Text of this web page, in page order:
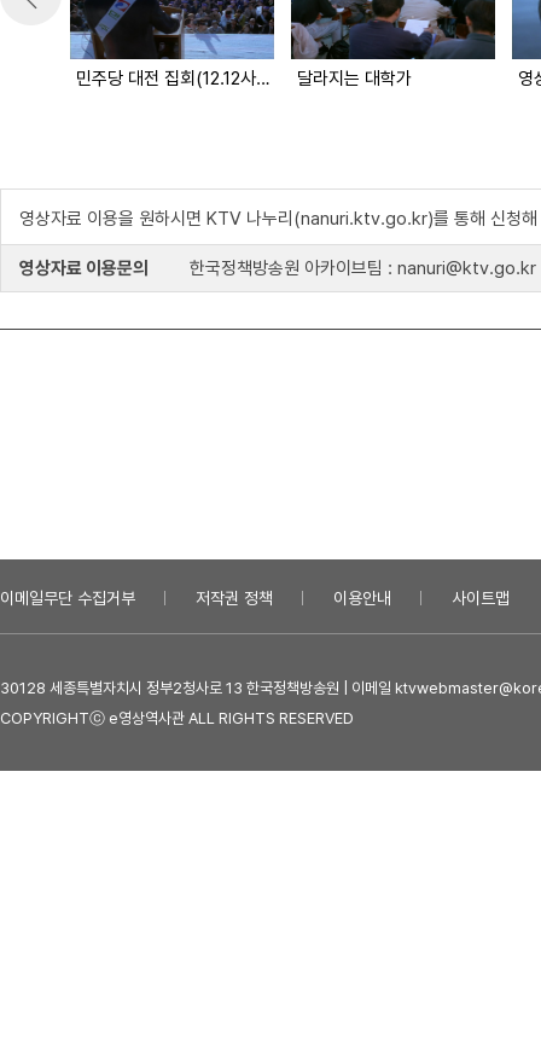
민주당 대전 집회(12.12사태 진상 규명) 달라지는 대학가 영
영상자료 이용을 원하시면 KTV 나누리(nanuri.ktv.go.kr)를 통해 신청해
영상자료 이용문의 한국정책방송원 아카이브팀 : nanuri@ktv.go.kr
이메일무단 수집거부 저작권 정책 이용안내 사이트맵
30128 세종특별자치시 정부2청사로 13 한국정책방송원 | 이메일
COPYRIGHTⓒ e영상역사관 ALL RIGHTS RESERVED